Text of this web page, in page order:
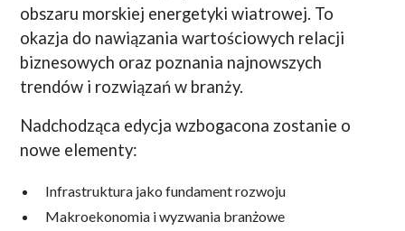
obszaru morskiej energetyki wiatrowej. To
okazja do nawiązania wartościowych relacji
biznesowych oraz poznania najnowszych
trendów i rozwiązań w branży.
Nadchodząca edycja wzbogacona zostanie o
nowe elementy:
Infrastruktura jako fundament rozwoju
Makroekonomia i wyzwania branżowe